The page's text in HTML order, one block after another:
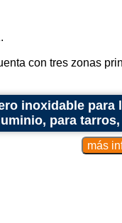
con tres zonas
inoxidable
para